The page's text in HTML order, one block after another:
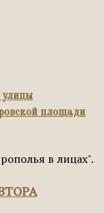
улицы
площади
в лицах".